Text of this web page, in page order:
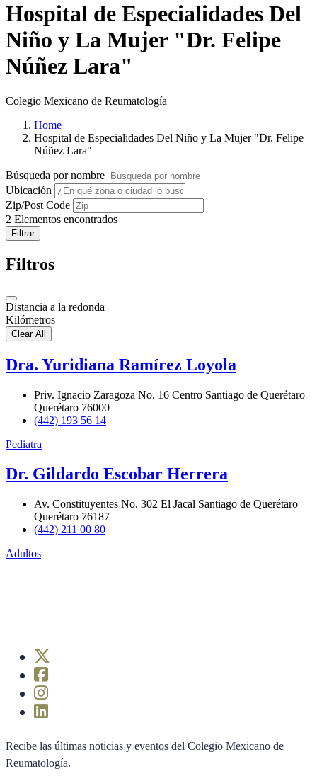
Hospital de Especialidades Del
Niño y La Mujer "Dr. Felipe
Núñez Lara"
Colegio Mexicano de Reumatología
Home
Hospital de Especialidades Del Niño y La Mujer "Dr. Felipe
Núñez Lara"
Búsqueda por nombre
Ubicación
Zip/Post Code
2 Elementos encontrados
Filtrar
Filtros
Distancia a la redonda
Kilómetros
Clear All
Dra. Yuridiana Ramírez Loyola
Priv. Ignacio Zaragoza No. 16 Centro Santiago de Querétaro
Querétaro 76000
(442) 193 56 14
Pediatra
Dr. Gildardo Escobar Herrera
Av. Constituyentes No. 302 El Jacal Santiago de Querétaro
Querétaro 76187
(442) 211 00 80
Adultos
Recibe las últimas noticias y eventos del Colegio Mexicano de
Reumatología.